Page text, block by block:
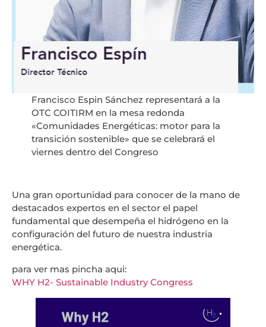
Francisco Espin Sánchez representará a la
OTC COITIRM en la mesa redonda
«Comunidades Energéticas: motor para la
transición sostenible» que se celebrará el
viernes dentro del Congreso
Una gran oportunidad para conocer de la mano de
destacados expertos en el sector el papel
fundamental que desempeña el hidrógeno en la
configuración del futuro de nuestra industria
energética.
para ver mas pincha aqui:
WHY H2- Sustainable Industry Congress